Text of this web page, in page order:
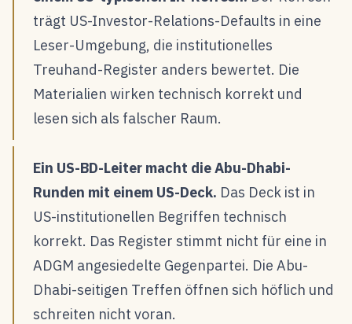
trägt US-Investor-Relations-Defaults in eine
Leser-Umgebung, die institutionelles
Treuhand-Register anders bewertet. Die
Materialien wirken technisch korrekt und
lesen sich als falscher Raum.
Ein US-BD-Leiter macht die Abu-Dhabi-
Runden mit einem US-Deck. Das Deck ist in
US-institutionellen Begriffen technisch
korrekt. Das Register stimmt nicht für eine in
ADGM angesiedelte Gegenpartei. Die Abu-
Dhabi-seitigen Treffen öffnen sich höflich und
schreiten nicht voran.